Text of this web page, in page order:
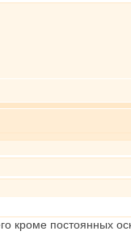
кроме постоянных